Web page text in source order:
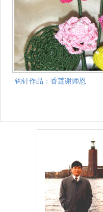
钩针作品：香莲谢师恩